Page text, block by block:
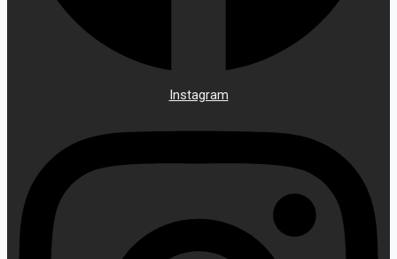
Instagram